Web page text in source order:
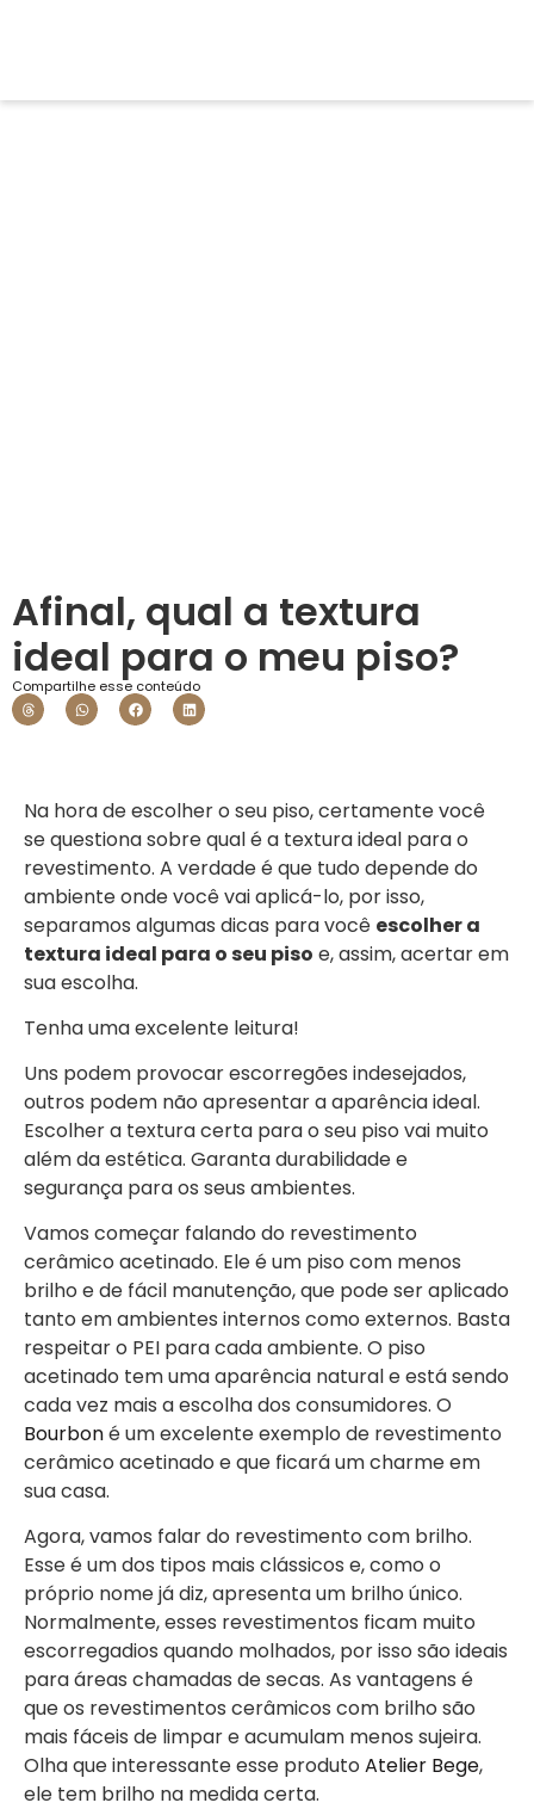
Afinal, qual a textura
ideal para o meu piso?
Compartilhe esse conteúdo
Na hora de escolher o seu piso, certamente você
se questiona sobre qual é a textura ideal para o
revestimento. A verdade é que tudo depende do
ambiente onde você vai aplicá-lo, por isso,
separamos algumas dicas para você escolher a
textura ideal para o seu piso e, assim, acertar em
sua escolha.
Tenha uma excelente leitura!
Uns podem provocar escorregões indesejados,
outros podem não apresentar a aparência ideal.
Escolher a textura certa para o seu piso vai muito
além da estética. Garanta durabilidade e
segurança para os seus ambientes.
Vamos começar falando do revestimento
cerâmico acetinado. Ele é um piso com menos
brilho e de fácil manutenção, que pode ser aplicado
tanto em ambientes internos como externos. Basta
respeitar o PEI para cada ambiente. O piso
acetinado tem uma aparência natural e está sendo
cada vez mais a escolha dos consumidores. O
Bourboné um excelente exemplo de revestimento
cerâmico acetinado e que ficará um charme em
sua casa.
Agora, vamos falar do revestimento com brilho.
Esse é um dos tipos mais clássicos e, como o
próprio nome já diz, apresenta um brilho único.
Normalmente, esses revestimentos ficam muito
escorregadios quando molhados, por isso são ideais
para áreas chamadas de secas. As vantagens é
que os revestimentos cerâmicos com brilho são
mais fáceis de limpar e acumulam menos sujeira.
Olha que interessante esse produto Atelier Bege,
ele tem brilho na medida certa.